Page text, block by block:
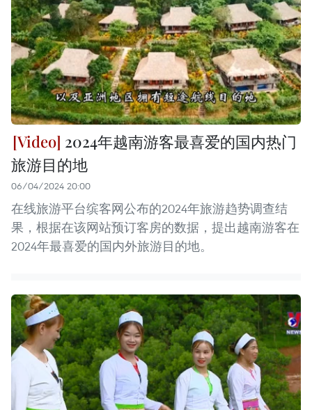
2024年越南游客最喜爱的国内热门
旅游目的地
06/04/2024 20:00
在线旅游平台缤客网公布的2024年旅游趋势调查结
果，根据在该网站预订客房的数据，提出越南游客在
2024年最喜爱的国内外旅游目的地。